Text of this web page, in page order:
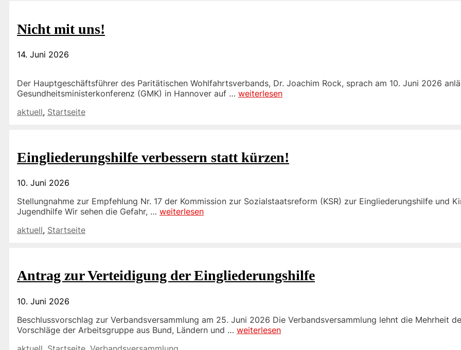
Nicht mit uns!
14. Juni 2026
Der Hauptgeschäftsführer des Paritätischen Wohlfahrtsverbands, Dr. Joachim Rock, sprach am 10. Juni 2026
Gesundheitsministerkonferenz (GMK) in Hannover auf … weiterlesen
Kategorien
aktuell, Startseite
Eingliederungshilfe verbessern statt kürzen!
10. Juni 2026
Stellungnahme zur Empfehlung Nr. 17 der Kommission zur Sozialstaatsreform (KSR) zur Eingliederungshilfe und
Jugendhilfe Wir sehen die Gefahr, … weiterlesen
Kategorien
aktuell, Startseite
Antrag zur Verteidigung der Eingliederungshilfe
10. Juni 2026
Beschlussvorschlag zur Verbandsversammlung am 25. Juni 2026 Die Verbandsversammlung lehnt die Mehrheit
Vorschläge der Arbeitsgruppe aus Bund, Ländern und … weiterlesen
Kategorien